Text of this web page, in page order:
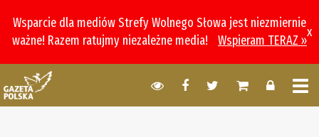
Wsparcie dla mediów Strefy Wolnego Słowa jest niezmiernie
ważne! Razem ratujmy niezależne media!
Wspieram TERAZ »
x